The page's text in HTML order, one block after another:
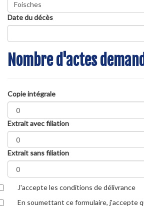
Date du décès
Nombre d'actes
Copie intégrale
Extrait avec filiation
Extrait sans filiation
J'accepte les conditions de délivrance
En soumettant ce formulaire, j'accepte